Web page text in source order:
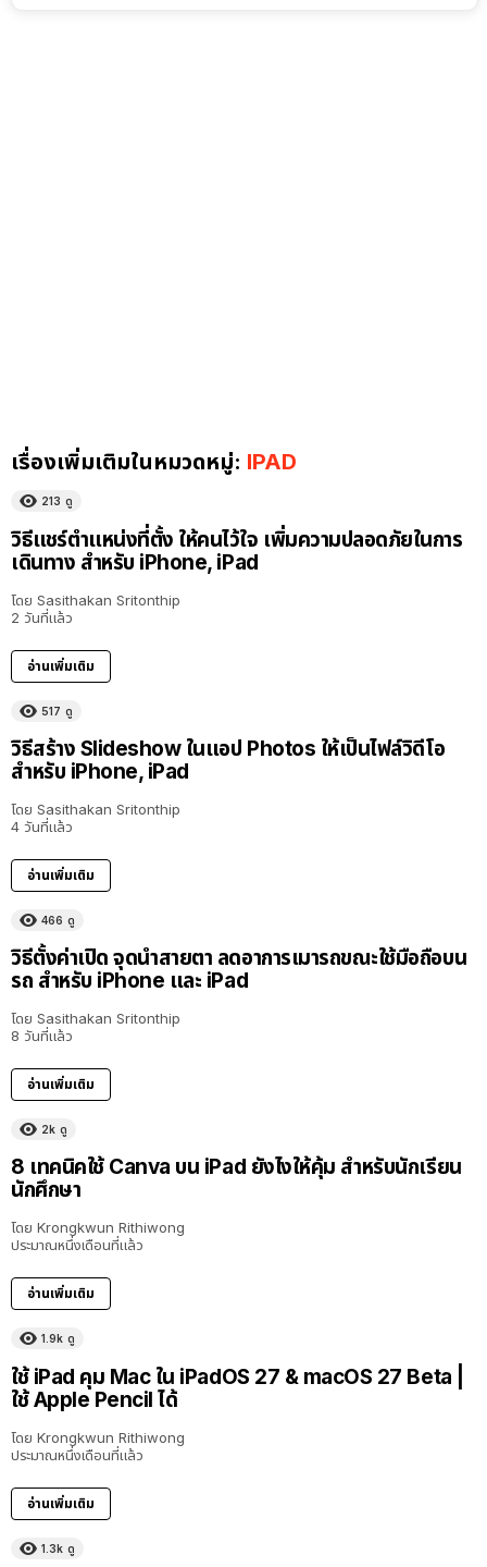
เรื่องเพิ่มเติมในหมวดหมู่: IPAD
213 ดู
วิธีแชร์ตำแหน่งที่ตั้ง ให้คนไว้ใจ เพิ่มความปลอดภัยในการ
เดินทาง สำหรับ iPhone, iPad
โดย Sasithakan Sritonthip
2 วันที่แล้ว
อ่านเพิ่มเติม
517 ดู
วิธีสร้าง Slideshow ในแอป Photos ให้เป็นไฟล์วิดีโอ
สำหรับ iPhone, iPad
โดย Sasithakan Sritonthip
4 วันที่แล้ว
อ่านเพิ่มเติม
466 ดู
วิธีตั้งค่าเปิด จุดนำสายตา ลดอาการเมารถขณะใช้มือถือบน
รถ สำหรับ iPhone และ iPad
โดย Sasithakan Sritonthip
8 วันที่แล้ว
อ่านเพิ่มเติม
2k ดู
8 เทคนิคใช้ Canva บน iPad ยังไงให้คุ้ม สำหรับนักเรียน
นักศึกษา
โดย Krongkwun Rithiwong
ประมาณหนึ่งเดือนที่แล้ว
อ่านเพิ่มเติม
1.9k ดู
ใช้ iPad คุม Mac ใน iPadOS 27 & macOS 27 Beta |
ใช้ Apple Pencil ได้
โดย Krongkwun Rithiwong
ประมาณหนึ่งเดือนที่แล้ว
อ่านเพิ่มเติม
1.3k ดู